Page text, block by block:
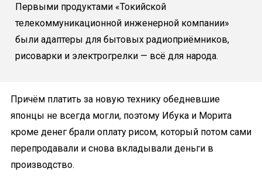
Первыми продуктами «Токийской
телекоммуникационной инженерной компании»
были адаптеры для бытовых радиоприёмников,
рисоварки и электрогрелки — всё для народа.
Причём платить за новую технику обедневшие
японцы не всегда могли, поэтому Ибука и Морита
кроме денег брали оплату рисом, который потом сами
перепродавали и снова вкладывали деньги в
производство.